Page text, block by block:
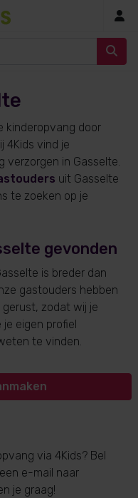
kinderopvang door
4Kids vind je
verzorgen in Gasselte.
uit Gasselte
te zoeken op je
gevonden
is breder dan
gastouders hebben
gerust, zodat wij je
eigen profiel
te vinden.
via 4Kids? Bel
e-mail naar
je graag!